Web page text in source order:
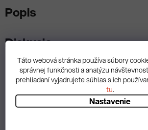
Táto webová stránka používa súbory
správnej funkčnosti a analýzu
prehliadaní vyjadrujete súhlas s ich
tu.
Nastavenie
Popis
Diskusia
Spätná